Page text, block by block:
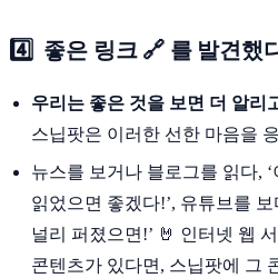
4️⃣ 좋은 링크 🔗 를 발견했
우리는 좋은 것을 보면 더 알리
스닙팟은 이러한 선한 마음을
뉴스를 보거나 블로그를 읽다, ‘
읽었으면 좋겠다!’, 유튜브를
널리 퍼졌으면!’ 🤘 인터넷 웹
콘텐츠가 있다면, 스닙팟에 그